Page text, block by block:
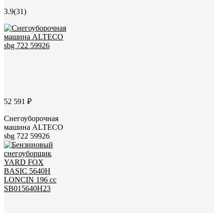
3.9(31)
52 591 ₽
Снегоуборочная
машина ALTECO
sbg 722 59926